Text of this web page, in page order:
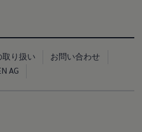
ルおよびフルード類
ヤ
り扱い
お問い合わせ
AG